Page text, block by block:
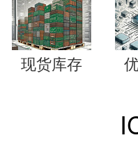
现货库存